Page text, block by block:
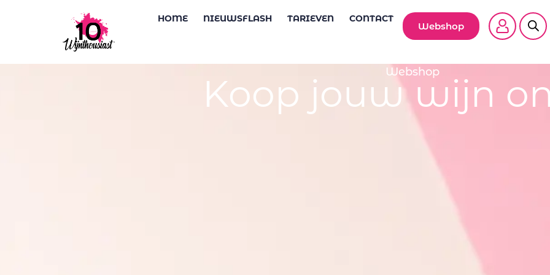
HOME NIEUWSFLASH TARIEVEN CONTACT
Webshop
Webshop
Koop jouw wijn